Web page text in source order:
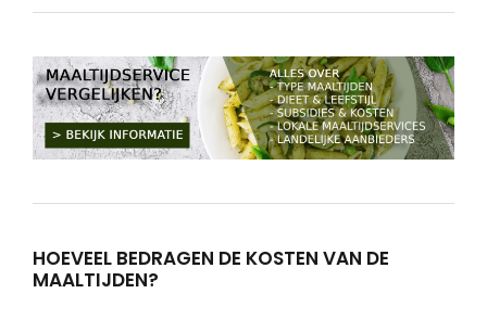
HOEVEEL BEDRAGEN DE KOSTEN VAN DE
MAALTIJDEN?